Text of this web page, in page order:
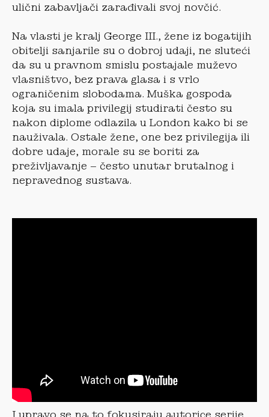
ulični zabavljači zarađivali svoj novčić.
Na vlasti je kralj George III., žene iz bogatijih
obitelji sanjarile su o dobroj udaji, ne sluteći
da su u pravnom smislu postajale muževo
vlasništvo, bez prava glasa i s vrlo
ograničenim slobodama. Muška gospoda
koja su imala privilegij studirati često su
nakon diplome odlazila u London kako bi se
nauživala. Ostale žene, one bez privilegija ili
dobre udaje, morale su se boriti za
preživljavanje – često unutar brutalnog i
nepravednog sustava.